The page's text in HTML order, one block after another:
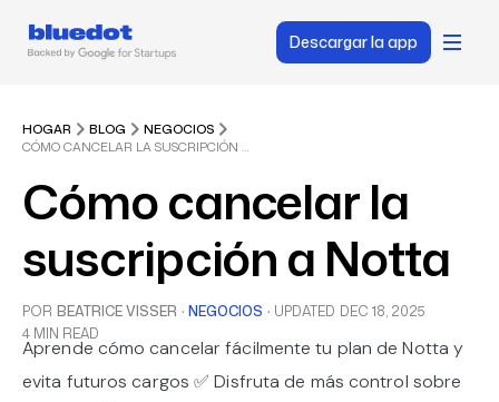
Descargar la app
HOGAR BLOG
NEGOCIOS
CÓMO CANCELAR LA SUSCRIPCIÓN A NOTTA
Cómo cancelar la
suscripción a Notta
POR BEATRICE VISSER · NEGOCIOS · UPDATED DEC 18, 2025
4 MIN READ
Aprende cómo cancelar fácilmente tu plan de Notta y
evita futuros cargos ✅ Disfruta de más control sobre